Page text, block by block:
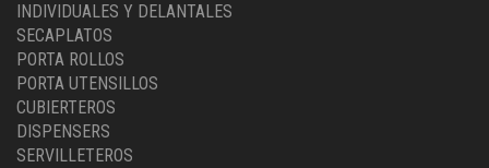
INDIVIDUALES Y DELANTALES
SECAPLATOS
PORTA ROLLOS
PORTA UTENSILLOS
CUBIERTEROS
DISPENSERS
SERVILLETEROS